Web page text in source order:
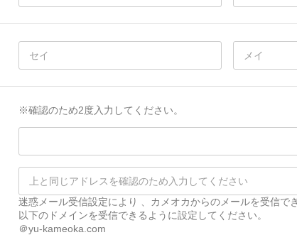
※確認のため2度入力してください。
迷惑メール受信設定により 、カメオカからのメールを受信で
以下のドメインを受信できるように設定してください。
＠yu-kameoka.com